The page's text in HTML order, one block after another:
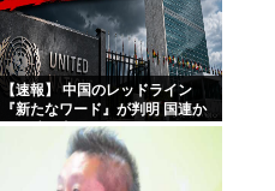
【速報】 中国のレッドライン
『新たなワード』が判明 国連か
らも消し去ろうとする